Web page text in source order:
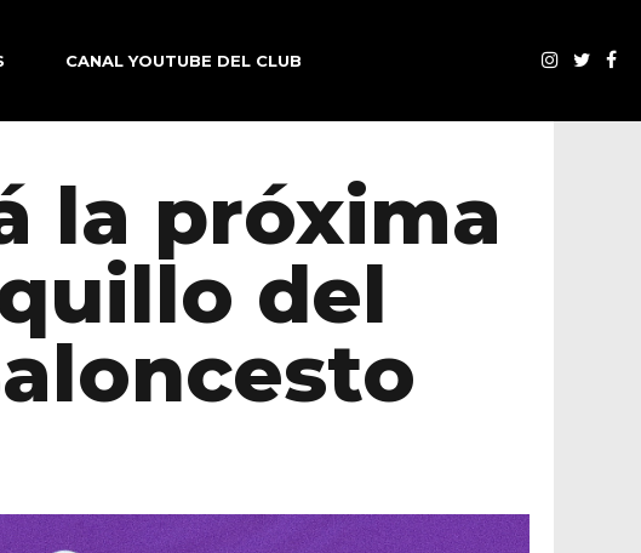
CANAL YOUTUBE DEL CLUB
la próxima
del